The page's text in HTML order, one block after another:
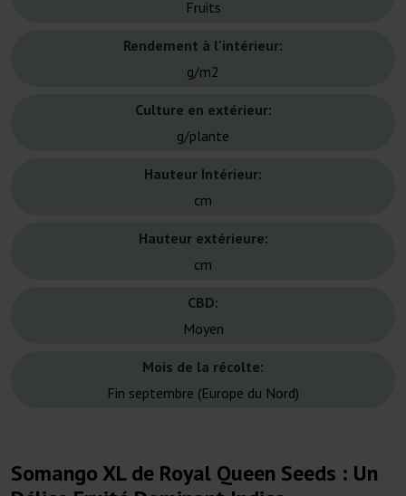
Fruits
Rendement à l'intérieur:
g/m2
Culture en extérieur:
g/plante
Hauteur Intérieur:
cm
Hauteur extérieure:
cm
CBD:
Moyen
Mois de la récolte:
Fin septembre (Europe du Nord)
Somango XL de Royal Queen Seeds : Un